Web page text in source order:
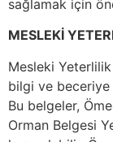
sağlamak için
MESLEKİ
Mesleki
bilgi ve
Bu belgeler,
Orman Belgesi